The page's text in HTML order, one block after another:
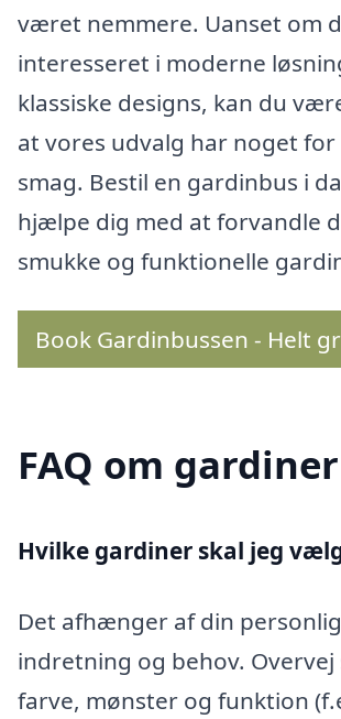
været nemmere. Uanset om
interesseret i moderne
klassiske designs, kan du
at vores udvalg har noget
smag. Bestil en gardinbus i
hjælpe dig med at forvandle
smukke og funktionelle
Book Gardinbussen - Helt
FAQ om gardiner
Hvilke gardiner skal jeg
Det afhænger af din
indretning og behov.
farve, mønster og funktion